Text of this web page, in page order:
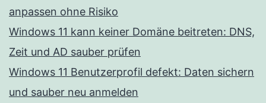
anpassen ohne Risiko
Windows 11 kann keiner Domäne beitreten: DNS,
Zeit und AD sauber prüfen
Windows 11 Benutzerprofil defekt: Daten sichern
und sauber neu anmelden